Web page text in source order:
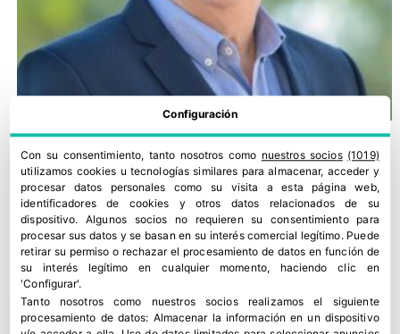
Configuración
Con su consentimiento, tanto nosotros como nuestros socios (1019)
utilizamos cookies u tecnologías similares para almacenar, acceder y
procesar datos personales como su visita a esta página web,
identificadores de cookies y otros datos relacionados de su
dispositivo. Algunos socios no requieren su consentimiento para
procesar sus datos y se basan en su interés comercial legítimo. Puede
retirar su permiso o rechazar el procesamiento de datos en función de
su interés legítimo en cualquier momento, haciendo clic en
'Configurar'.
Tanto nosotros como nuestros socios realizamos el siguiente
procesamiento de datos: Almacenar la información en un dispositivo